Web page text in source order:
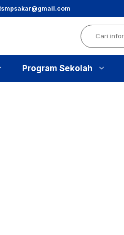
smpsakar@gmail.com
Search
Program Sekolah